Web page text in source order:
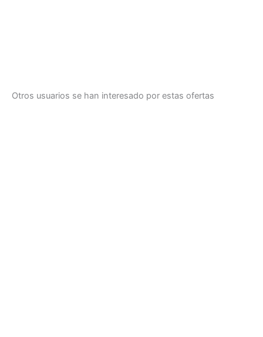
Otros usuarios se han interesado por estas ofertas